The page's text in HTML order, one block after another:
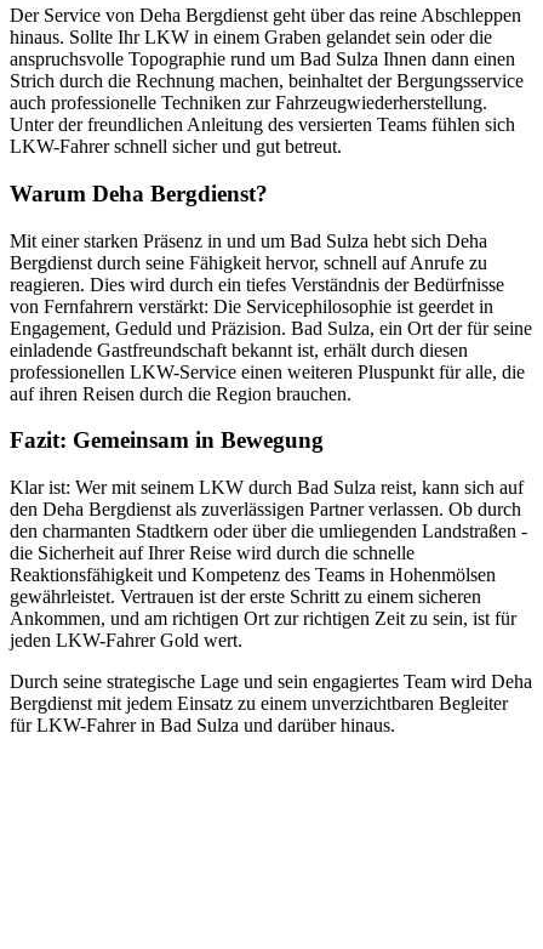
Der Service von Deha Bergdienst geht über das reine Abschleppen
hinaus. Sollte Ihr LKW in einem Graben gelandet sein oder die
anspruchsvolle Topographie rund um Bad Sulza Ihnen dann einen
Strich durch die Rechnung machen, beinhaltet der Bergungsservice
auch professionelle Techniken zur Fahrzeugwiederherstellung.
Unter der freundlichen Anleitung des versierten Teams fühlen sich
LKW-Fahrer schnell sicher und gut betreut.
Warum Deha Bergdienst?
Mit einer starken Präsenz in und um Bad Sulza hebt sich Deha
Bergdienst durch seine Fähigkeit hervor, schnell auf Anrufe zu
reagieren. Dies wird durch ein tiefes Verständnis der Bedürfnisse
von Fernfahrern verstärkt: Die Servicephilosophie ist geerdet in
Engagement, Geduld und Präzision. Bad Sulza, ein Ort der für seine
einladende Gastfreundschaft bekannt ist, erhält durch diesen
professionellen LKW-Service einen weiteren Pluspunkt für alle, die
auf ihren Reisen durch die Region brauchen.
Fazit: Gemeinsam in Bewegung
Klar ist: Wer mit seinem LKW durch Bad Sulza reist, kann sich auf
den Deha Bergdienst als zuverlässigen Partner verlassen. Ob durch
den charmanten Stadtkern oder über die umliegenden Landstraßen -
die Sicherheit auf Ihrer Reise wird durch die schnelle
Reaktionsfähigkeit und Kompetenz des Teams in Hohenmölsen
gewährleistet. Vertrauen ist der erste Schritt zu einem sicheren
Ankommen, und am richtigen Ort zur richtigen Zeit zu sein, ist für
jeden LKW-Fahrer Gold wert.
Durch seine strategische Lage und sein engagiertes Team wird Deha
Bergdienst mit jedem Einsatz zu einem unverzichtbaren Begleiter
für LKW-Fahrer in Bad Sulza und darüber hinaus.